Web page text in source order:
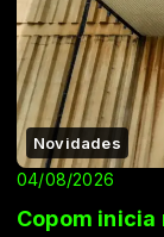
Novidades
04/08/2026
Copom